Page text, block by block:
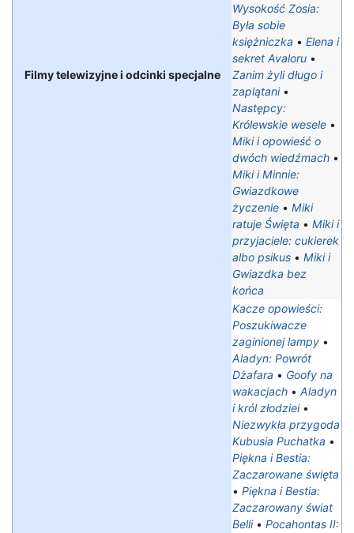
Filmy telewizyjne i odcinki specjalne
Wysokość Zosia:
Była sobie
księżniczka • Elena i
sekret Avaloru •
Zanim żyli długo i
zaplątani•
Następcy:
Królewskie wesele •
Miki i opowieść o
dwóch wiedźmach •
Miki i Minnie:
Gwiazdkowe
życzenie • Miki
ratuje Święta • Miki i
przyjaciele: cukierek
albo psikus • Miki i
Gwiazdka bez
końca
Kacze opowieści:
Poszukiwacze
zaginionej lampy •
Aladyn: Powrót
Dżafara • Goofy na
wakacjach • Aladyn
i król złodziei•
Niezwykła przygoda
Kubusia Puchatka •
Piękna i Bestia:
Zaczarowane święta
• Piękna i Bestia:
Zaczarowany świat
Belli• Pocahontas II: